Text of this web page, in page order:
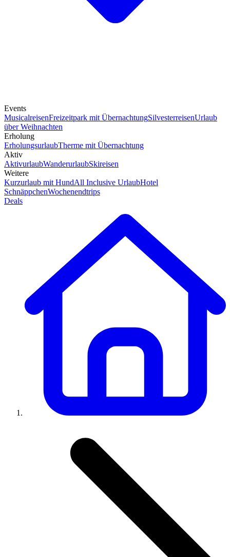
Events
MusicalreisenFreizeitpark mit ÜbernachtungSilvesterreisenUrlaub
über Weihnachten
Erholung
ErholungsurlaubTherme mit Übernachtung
Aktiv
AktivurlaubWanderurlaubSkireisen
Weitere
Kurzurlaub mit HundAll Inclusive UrlaubHotel
SchnäppchenWochenendtrips
Deals